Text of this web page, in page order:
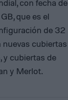
con fecha de
que es el
de 32
cubiertas
y cubiertas de
y Merlot.